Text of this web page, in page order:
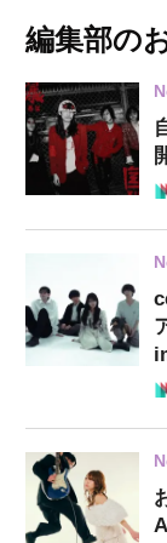
編集部の